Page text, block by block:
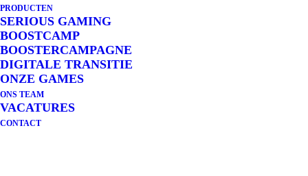
PRODUCTEN
SERIOUS GAMING
BOOSTCAMP
BOOSTERCAMPAGNE
DIGITALE TRANSITIE
ONZE GAMES
ONS TEAM
VACATURES
CONTACT